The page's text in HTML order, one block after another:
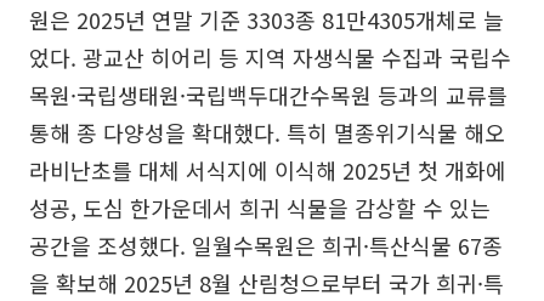
원은 2025년 연말 기준 3303종 81만4305개체로 늘
었다. 광교산 히어리 등 지역 자생식물 수집과 국립수
목원·국립생태원·국립백두대간수목원 등과의 교류를
통해 종 다양성을 확대했다. 특히 멸종위기식물 해오
라비난초를 대체 서식지에 이식해 2025년 첫 개화에
성공, 도심 한가운데서 희귀 식물을 감상할 수 있는
공간을 조성했다. 일월수목원은 희귀·특산식물 67종
을 확보해 2025년 8월 산림청으로부터 국가 희귀·특